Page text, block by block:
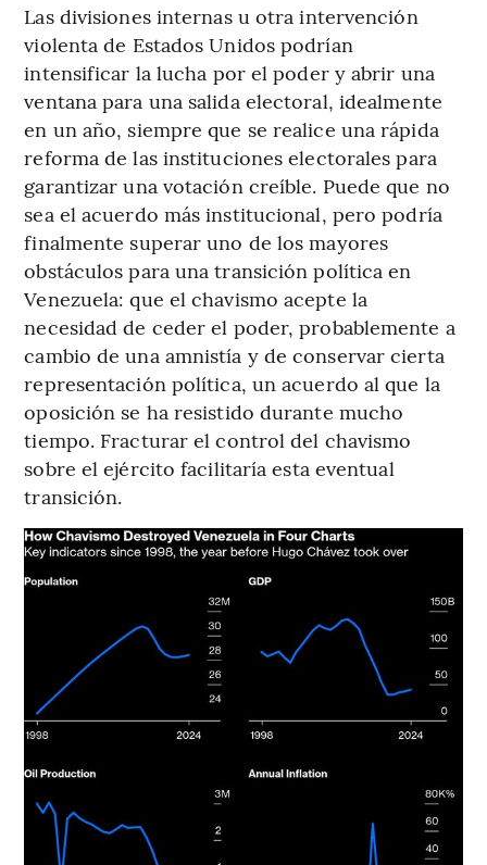
Las divisiones internas u otra intervención
violenta de Estados Unidos podrían
intensificar la lucha por el poder y abrir una
ventana para una salida electoral, idealmente
en un año, siempre que se realice una rápida
reforma de las instituciones electorales para
garantizar una votación creíble. Puede que no
sea el acuerdo más institucional, pero podría
finalmente superar uno de los mayores
obstáculos para una transición política en
Venezuela: que el chavismo acepte la
necesidad de ceder el poder, probablemente a
cambio de una amnistía y de conservar cierta
representación política, un acuerdo al que la
oposición se ha resistido durante mucho
tiempo. Fracturar el control del chavismo
sobre el ejército facilitaría esta eventual
transición.